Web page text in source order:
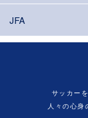
JFA
サッカー
人々の心身